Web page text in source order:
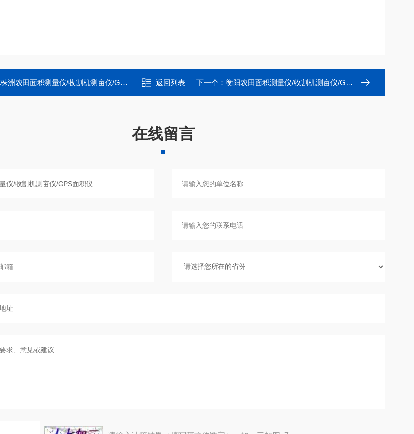
株洲农田面积测量仪/收割机测亩仪/GPS面积仪 返回列表 下一个： 衡阳农田面积测量仪/收割机测亩仪/GPS面积仪
在线留言